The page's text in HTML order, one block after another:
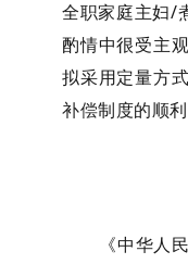
全职家庭主妇/
酌情中很受主
拟采用定量方
补偿制度的顺利
《中华人